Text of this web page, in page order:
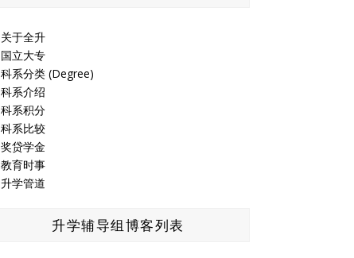
关于全升
国立大专
科系分类 (Degree)
科系介绍
科系积分
科系比较
奖贷学金
教育时事
升学管道
升学辅导组博客列表